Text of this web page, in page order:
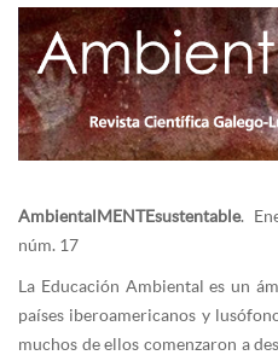
AmbientalMENTEsustentable.
núm. 17
La Educación Ambiental es un
países iberoamericanos y
muchos de ellos comenzaron a